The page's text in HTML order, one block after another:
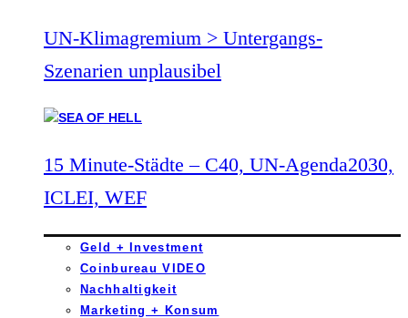
UN-Klimagremium > Untergangs-
Szenarien unplausibel
15 Minute-Städte – C40, UN-Agenda2030,
ICLEI, WEF
Geld + Investment
Coinbureau VIDEO
Nachhaltigkeit
Marketing + Konsum